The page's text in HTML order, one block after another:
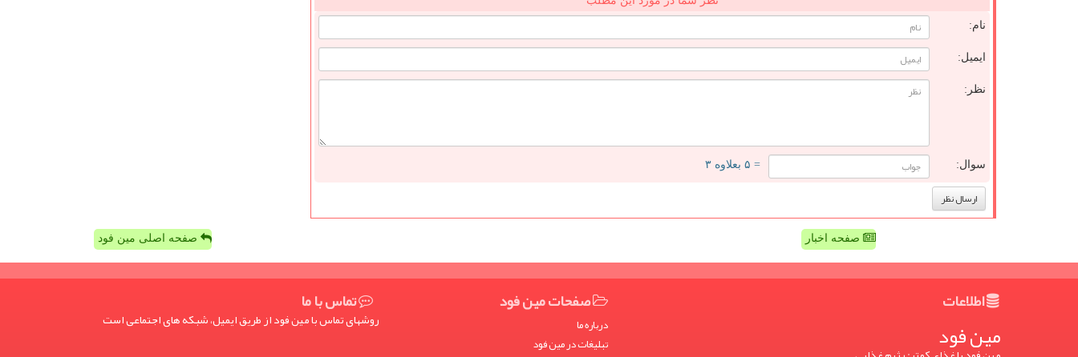
نام:
ایمیل:
نظر:
سوال: = ۵ بعلاوه ۳
صفحه اخبار صفحه اصلی مین فود
اطلاعات
مین فود
صفحات مین فود
درباره ما
تبلیغات در مین فود
تماس با ما
روشهای تماس با مین فود از طریق ایمیل، شبکه های اجتماعی است